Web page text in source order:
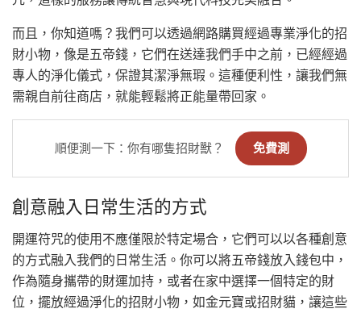
而且，你知道嗎？我們可以透過網路購買經過專業淨化的招
財小物，像是五帝錢，它們在送達我們手中之前，已經經過
專人的淨化儀式，保證其潔淨無瑕。這種便利性，讓我們無
需親自前往商店，就能輕鬆將正能量帶回家。
順便測一下：你有哪隻招財獸？ 免費測
創意融入日常生活的方式
開運符咒的使用不應僅限於特定場合，它們可以以各種創意
的方式融入我們的日常生活。你可以將五帝錢放入錢包中，
作為隨身攜帶的財運加持，或者在家中選擇一個特定的財
位，擺放經過淨化的招財小物，如金元寶或招財貓，讓這些